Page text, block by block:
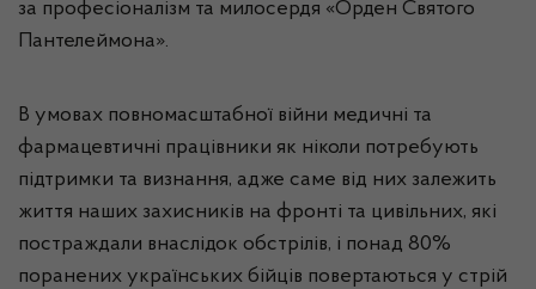
за професіоналізм та милосердя «Орден Святого
Пантелеймона».
В умовах повномасштабної війни медичні та
фармацевтичні працівники як ніколи потребують
підтримки та визнання, адже саме від них залежить
життя наших захисників на фронті та цивільних, які
постраждали внаслідок обстрілів, і понад 80%
поранених українських бійців повертаються у стрій